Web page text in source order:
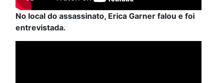
No local do assassinato, Erica Garner falou e foi
entrevistada.